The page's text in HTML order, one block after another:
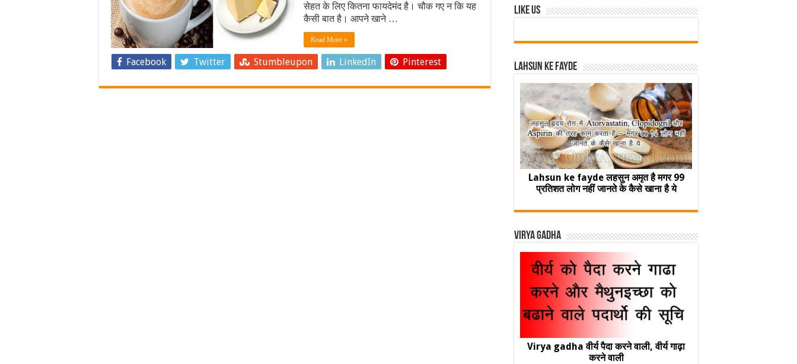
सेहत के लिए कितना फायदेमंद है। चौक गए न कि यह
कैसी बात है। आपने खाने …
Read More »
Facebook Twitter Stumbleupon LinkedIn Pinterest
Like Us
Lahsun ke fayde
Lahsun ke fayde लहसुन अमृत है मगर 99
प्रतिशत लोग नहीं जानते के कैसे खाना है ये
Virya Gadha
Virya gadha वीर्य पैदा करने वाली, वीर्य गाढ़ा
करने वाली